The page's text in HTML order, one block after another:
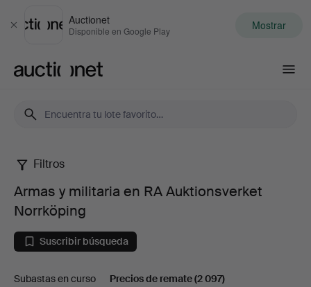
Cerrar
Auctionet
Disponible en Google Play Mostrar
Armas
militaria
en
Filtros
Armas y militaria en RA Auktionsverket
Norrköping
Suscribir búsqueda
Subastas en curso Precios de remate(2 097)